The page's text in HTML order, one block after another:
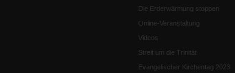
Die Erderwärmung stoppen
Online-Veranstaltung
Videos
Streit um die Trinität
Evangelischer Kirchentag 2023